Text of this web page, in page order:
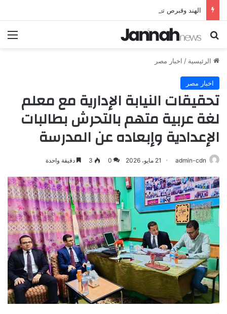
بحث عن
الرئيسية / اخبار مصر
اخبار مصر
تحقيقات النيابة الإدارية مع معلم
لغة عربية متهم بالتحرش بطالبات
الإعدادية وإبعاده عن المدرسة
admin-cdn 21 مايو، 2026 0
3 دقيقة واحدة